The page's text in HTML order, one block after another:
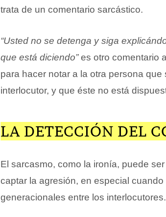
trata de un comentario sarcástico.
“Usted no se detenga y siga
que está diciendo”es otro comentario
para hacer notar a la otra persona
interlocutor, y que éste no está
LA DETECCIÓN DEL
El sarcasmo, como la ironía, puede
captar la agresión, en especial
generacionales entre los interlocutores.